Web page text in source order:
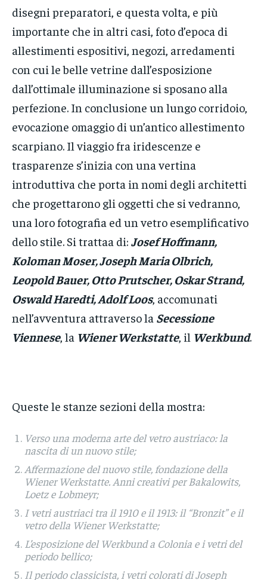
disegni preparatori, e questa volta, e più
importante che in altri casi, foto d’epoca di
allestimenti espositivi, negozi, arredamenti
con cui le belle vetrine dall’esposizione
dall’ottimale illuminazione si sposano alla
perfezione. In conclusione un lungo corridoio,
evocazione omaggio di un’antico allestimento
scarpiano. Il viaggio fra iridescenze e
trasparenze s’inizia con una vertina
introduttiva che porta in nomi degli architetti
che progettarono gli oggetti che si vedranno,
una loro fotografia ed un vetro esemplificativo
dello stile. Si trattaa di: Josef Hoffmann,
Koloman Moser, Joseph Maria Olbrich,
Leopold Bauer, Otto Prutscher, Oskar Strand,
Oswald Haredti, Adolf Loos, accomunati
nell’avventura attraverso la Secessione
Viennese, la Wiener Werkstatte, il Werkbund.
Queste le stanze sezioni della mostra:
Verso una moderna arte del vetro austriaco: la
nascita di un nuovo stile;
Affermazione del nuovo stile, fondazione della
Wiener Werkstatte. Anni creativi per Bakalowits,
Loetz e Lobmeyr;
I vetri austriaci tra il 1910 e il 1913: il “Bronzit” e il
vetro della Wiener Werkstatte;
L’esposizione del Werkbund a Colonia e i vetri del
periodo bellico;
Il periodo classicista, i vetri colorati di Joseph